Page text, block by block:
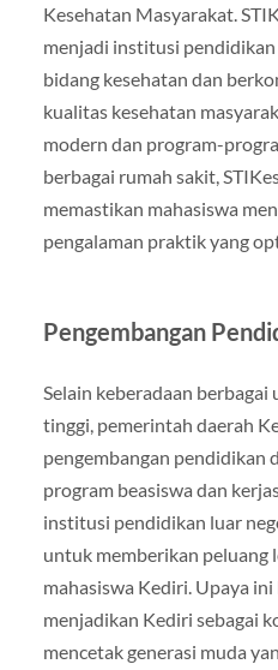
Kesehatan Masyarakat.
menjadi institusi
bidang kesehatan dan
kualitas kesehatan
modern dan program-
berbagai rumah sakit,
memastikan mahasiswa
pengalaman praktik yang
Pengembangan
Selain keberadaan
tinggi, pemerintah daerah
pengembangan pendidikan
program beasiswa dan
institusi pendidikan luar
untuk memberikan peluang
mahasiswa Kediri. Upaya
menjadikan Kediri sebagai
mencetak generasi muda